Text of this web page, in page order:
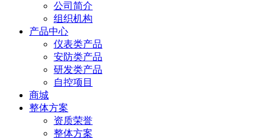
公司简介
组织机构
产品中心
仪表类产品
安防类产品
研发类产品
自控项目
商城
整体方案
资质荣誉
整体方案